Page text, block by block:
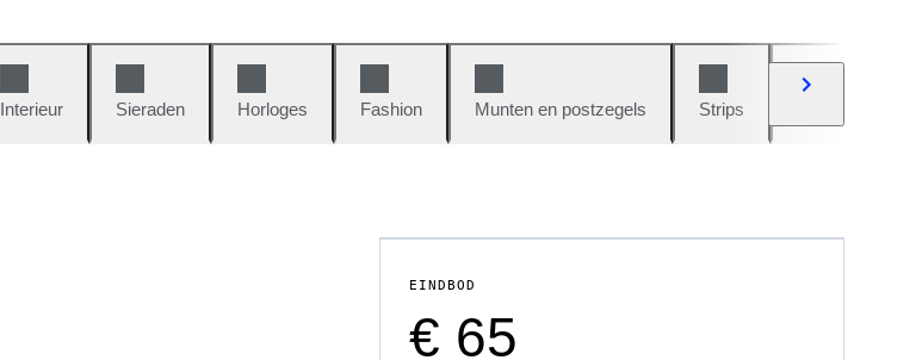
Interieur Sieraden Horloges Fashion Munten en postzegels Strips
EINDBOD
€ 65